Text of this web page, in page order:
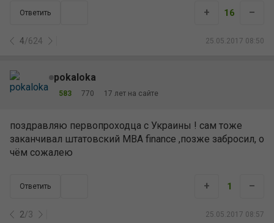
Ответить
4/624 25.05.2017 08:50
+ 16 –
pokaloka
583 770 17 лет на сайте
поздравляю первопроходца с Украины ! сам тоже
заканчивал штатовский MBA finance ,позже забросил, о
чём сожалею
Ответить
2/3 25.05.2017 08:57
+ 1 –